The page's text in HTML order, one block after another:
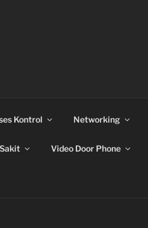
Kontrol Networking
Video Door Phone